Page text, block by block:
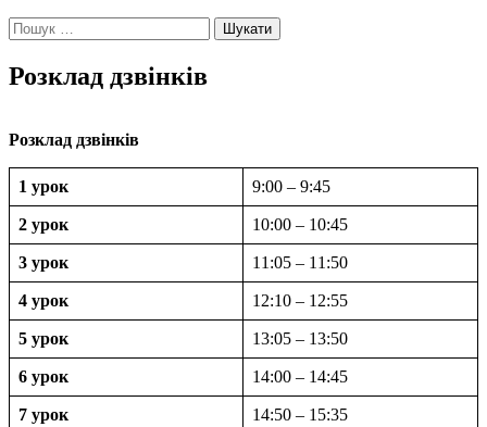
Пошук:
Розклад дзвінків
Розклад дзвінків
1 урок 9:00 – 9:45
2 урок 10:00 – 10:45
3 урок 11:05 – 11:50
4 урок 12:10 – 12:55
5 урок 13:05 – 13:50
6 урок 14:00 – 14:45
7 урок 14:50 – 15:35